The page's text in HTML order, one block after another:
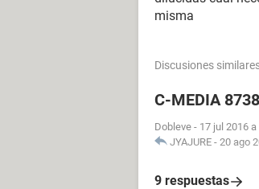
misma
Discusiones
C-MEDIA
Dobleve - 17 jul 2016
JYAJURE - 20 ago
9 respuestas